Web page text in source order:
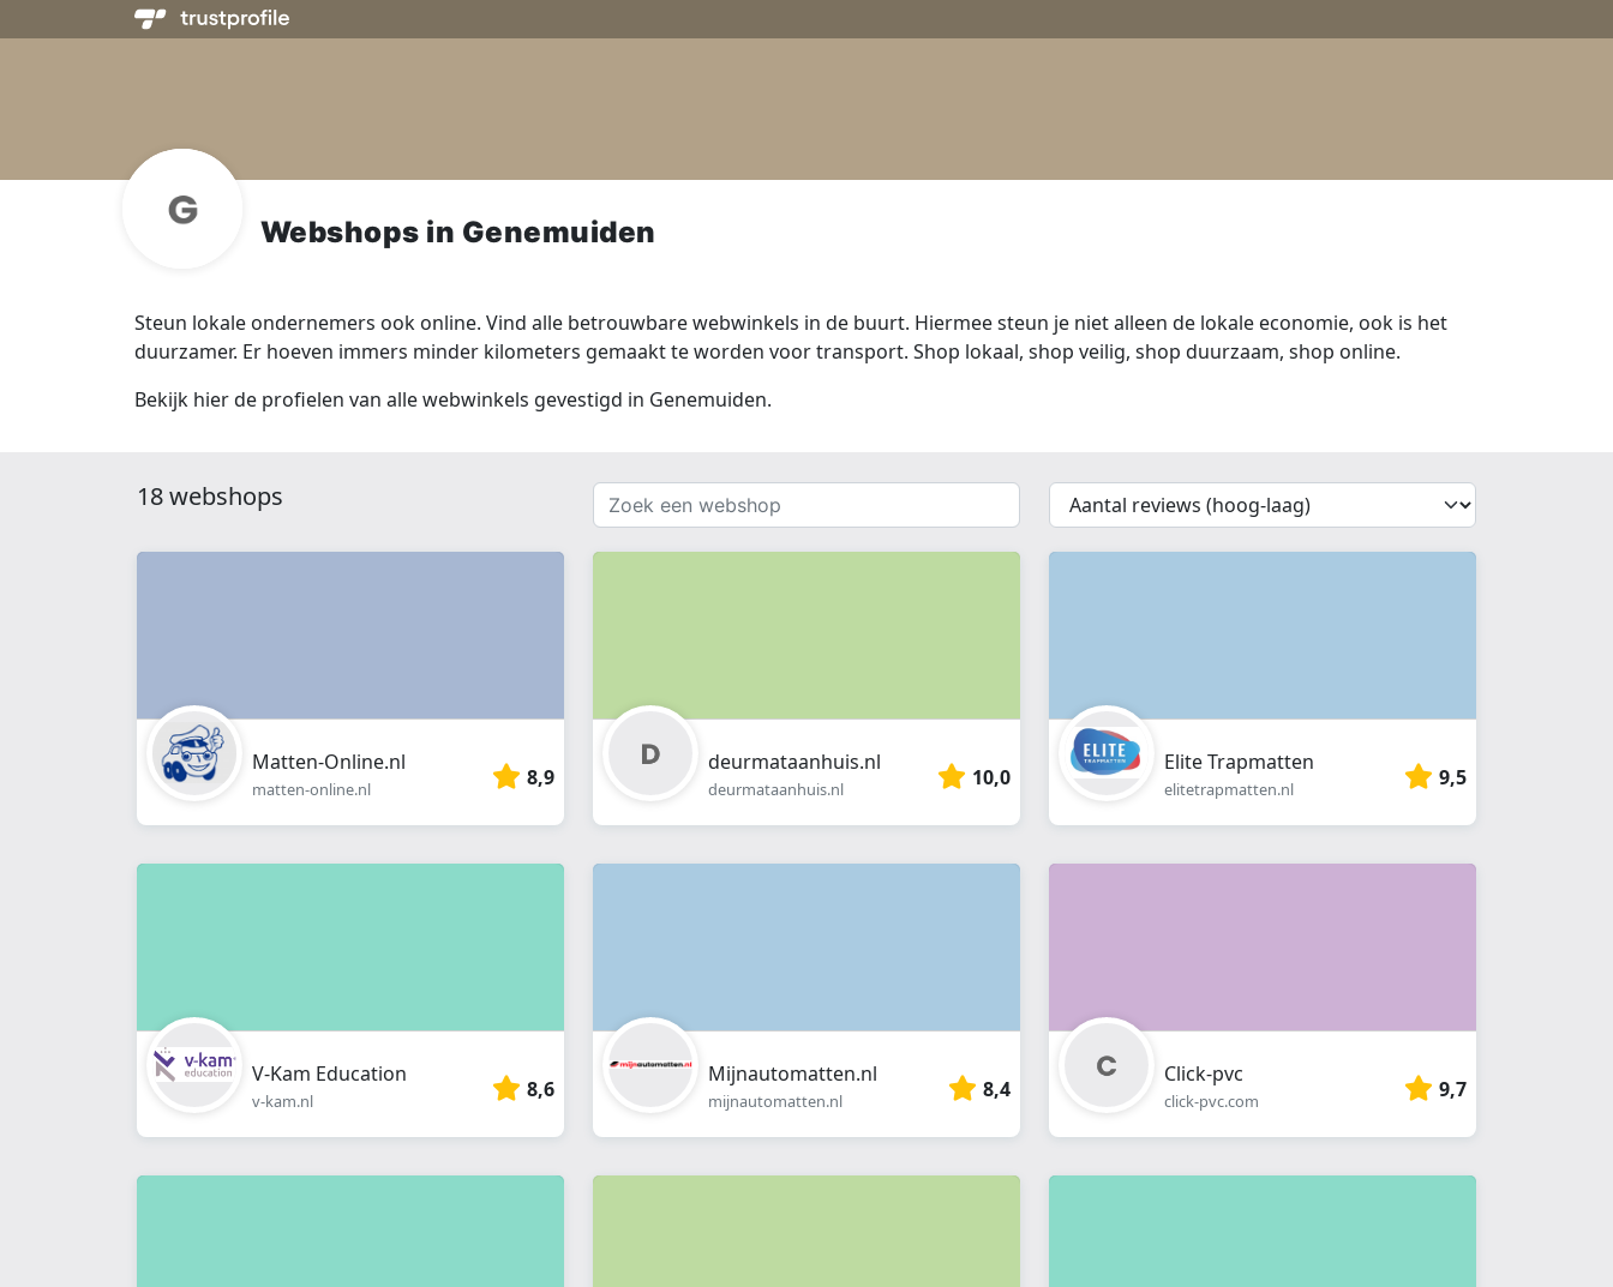
Webshops in Genemuiden
Steun lokale ondernemers ook online. Vind alle betrouwbare webwinkels in de buurt. Hiermee steun je niet alleen de lokale economie, ook is het
duurzamer. Er hoeven immers minder kilometers gemaakt te worden voor transport. Shop lokaal, shop veilig, shop duurzaam, shop online.
Bekijk hier de profielen van alle webwinkels gevestigd in Genemuiden.
18 webshops
Zoek
een
webshop
{{
__('Sort')
}}
Matten-Online.nl
matten-online.nl 8,9
deurmataanhuis.nl
deurmataanhuis.nl 10,0
Elite Trapmatten
elitetrapmatten.nl 9,5
V-Kam Education
v-kam.nl 8,6
Mijnautomatten.nl
mijnautomatten.nl 8,4
Click-pvc
click-pvc.com 9,7